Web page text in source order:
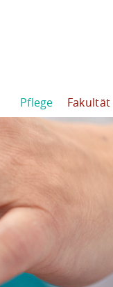
Pflege Fakultät